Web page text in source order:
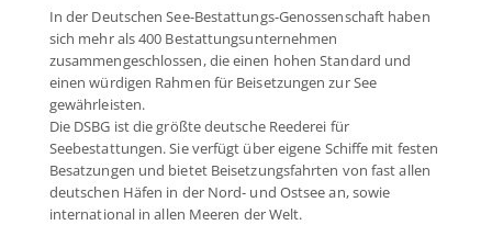
In der Deutschen See-Bestattungs-Genossenschaft haben
sich mehr als 400 Bestattungsunternehmen
zusammengeschlossen, die einen hohen Standard und
einen würdigen Rahmen für Beisetzungen zur See
gewährleisten.
Die DSBG ist die größte deutsche Reederei für
Seebestattungen. Sie verfügt über eigene Schiffe mit festen
Besatzungen und bietet Beisetzungsfahrten von fast allen
deutschen Häfen in der Nord- und Ostsee an, sowie
international in allen Meeren der Welt.